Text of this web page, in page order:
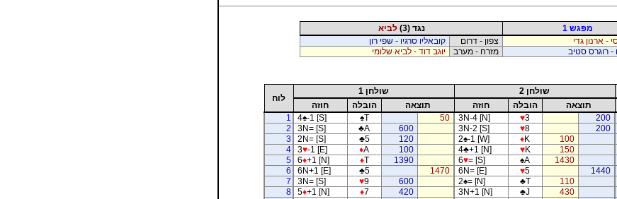
מפגש 1 נגד (3)
לביא
- ארנון גדי
צפון - דרום
קובאליו סרגיו - שפי רון
- רוגרס סטיב
מזרח - מערב יוגב דוד - לביא שלומי
שולחן 2 שולחן 1
לוח
תוצאה הובלה חוזה תוצאה הובלה
חוזה
200
♥3
3N-4 [N]
50
♠T
4♠-1 [S]
1
200
♥8
3N-2 [S]
600
♣A
3N= [S]
2
100
♦K
2♠-1 [W]
120
♣5
2N= [S]
3
150
♥K
4♣+1 [N]
100
♦A
3♥-1 [E]
4
1430
♠A
6♥= [S]
1390
♦T
6♦+1 [N]
5
1440
♥5
6N= [E]
1470
♣5
6N+1 [E]
6
110
♣T
2♠= [N]
600
♥9
3N= [S]
7
430
♣J
3N+1 [N]
420
♦7
5♦+1 [N]
8